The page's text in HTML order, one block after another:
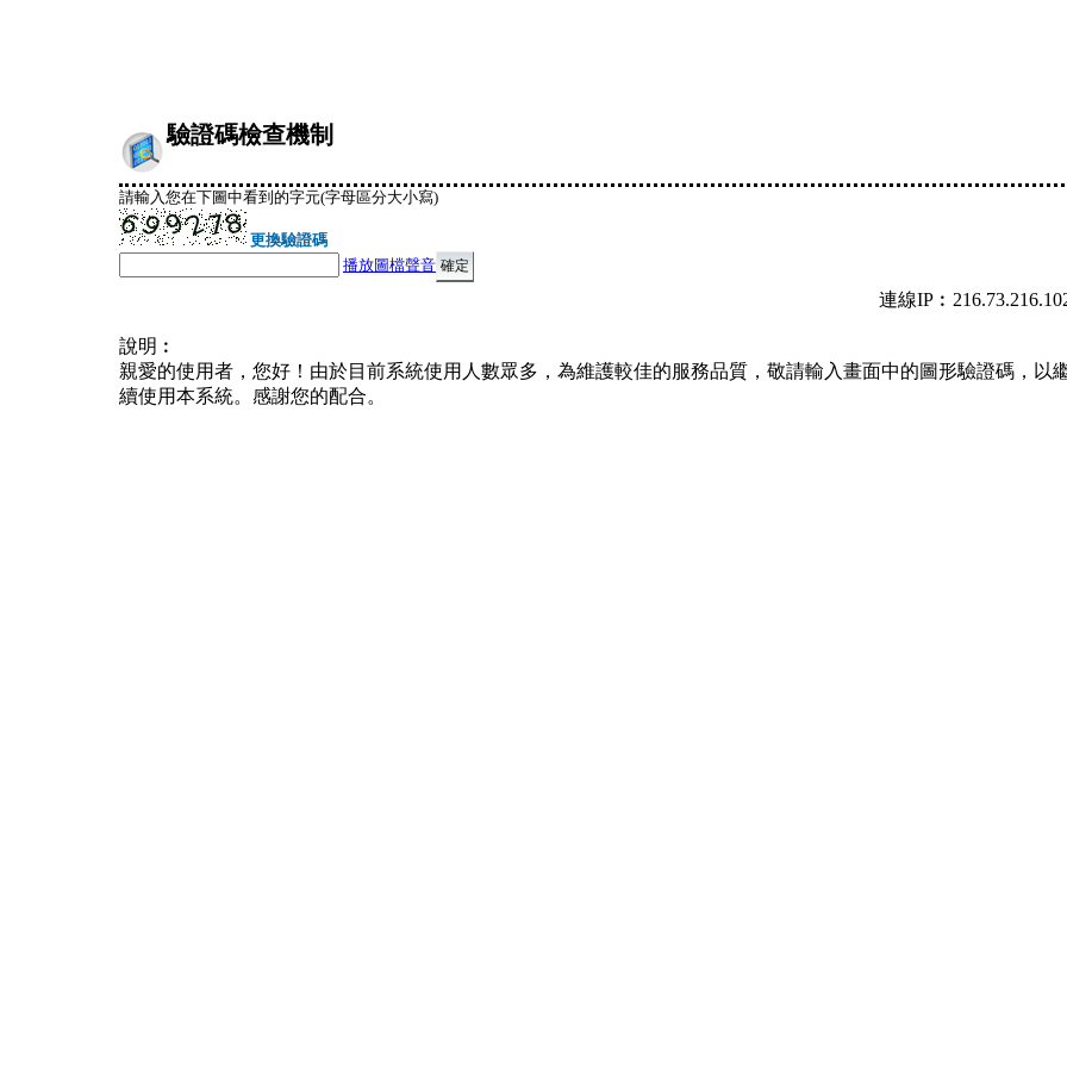
驗證碼檢查機制
請輸入您在下圖中看到的字元(字母區分大小寫)
更換驗證碼
播放圖檔聲音
連線
說明︰
親愛的使用者，您好！由於目前系統使用人數眾多，為維護較佳的服務品質，敬請輸入畫面中的圖形驗證碼，以
續使用本系統。感謝您的配合。